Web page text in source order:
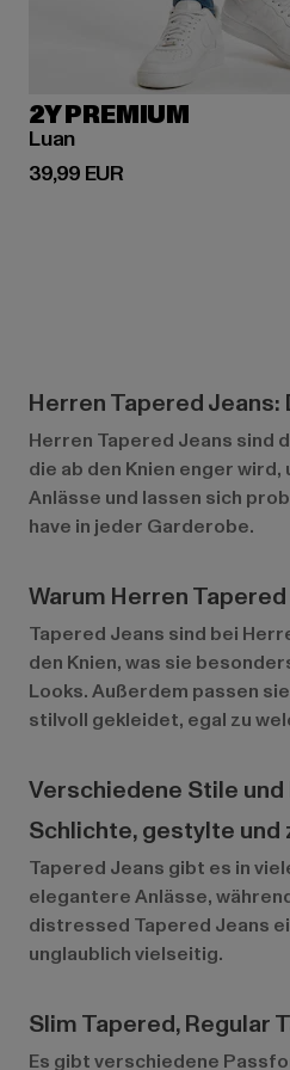
2Y PREMIUM
Luan
39,99 EUR
Derzeitiger Preis: 39,99 EUR
Herren Tapered
Herren Tapered Jeans sind
die ab den Knien enger
Anlässe und lassen sich
have in jeder Garderobe.
Warum Herren
Tapered Jeans sind bei
den Knien, was sie
Looks. Außerdem passen
stilvoll gekleidet, egal zu
Verschiedene Stile
Schlichte, gestylte
Tapered Jeans gibt es in
elegantere Anlässe,
distressed Tapered Jeans
unglaublich vielseitig.
Slim Tapered, Regular
Es gibt verschiedene